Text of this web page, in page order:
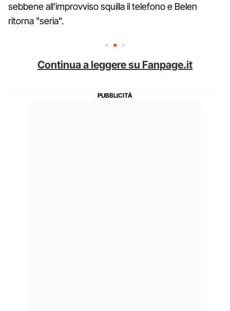
sebbene all'improvviso squilla il telefono e Belen
ritorna "seria".
Continua a leggere su Fanpage.it